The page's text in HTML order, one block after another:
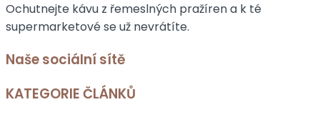
Ochutnejte kávu z řemeslných pražíren a k té
supermarketové se už nevrátíte.
Naše sociální sítě
KATEGORIE ČLÁNKŮ